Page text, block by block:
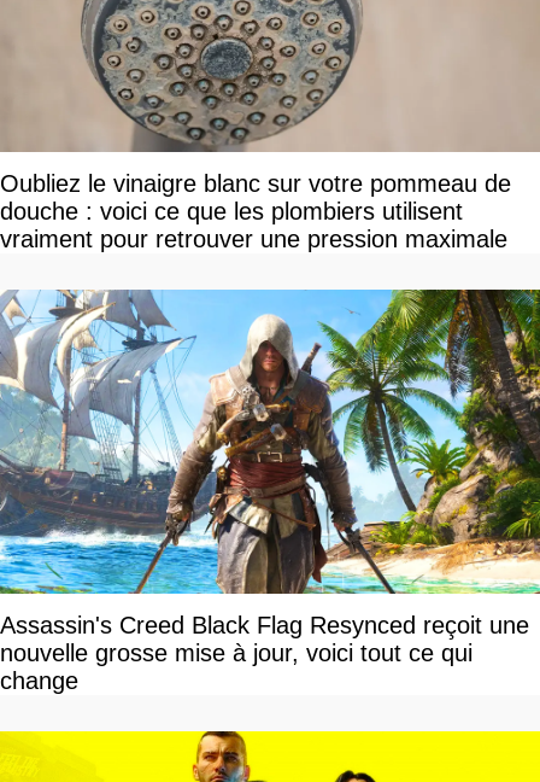
Oubliez le vinaigre blanc sur votre pommeau de
douche : voici ce que les plombiers utilisent
vraiment pour retrouver une pression maximale
Assassin's Creed Black Flag Resynced reçoit une
nouvelle grosse mise à jour, voici tout ce qui
change